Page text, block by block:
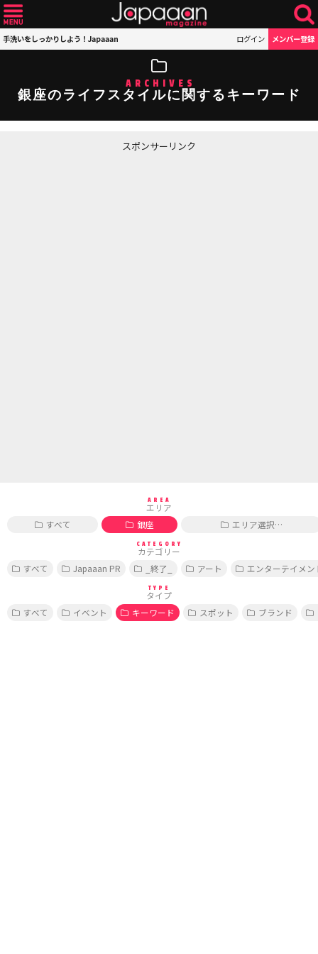
手洗いをしっかりしよう！Japaaan ログイン メンバー登録
ARCHIVES
銀座のライフスタイルに関するキーワード
スポンサーリンク
AREA
エリア
すべて
銀座 エリア選択…
CATEGORY
カテゴリー
すべて
Japaaan PR _終了_ アート エンターテイメン
TYPE
タイプ
すべて
イベント キーワード スポット ブランド